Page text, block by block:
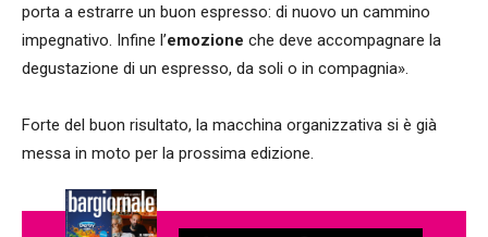
porta a estrarre un buon espresso: di nuovo un cammino
impegnativo. Infine l’emozione che deve accompagnare la
degustazione di un espresso, da soli o in compagnia».
Forte del buon risultato, la macchina organizzativa si è già
messa in moto per la prossima edizione.